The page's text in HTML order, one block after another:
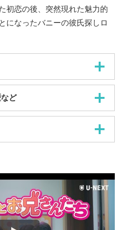
初恋の後、突然現れた魅力的
になったバニーの彼氏探しロ
ど